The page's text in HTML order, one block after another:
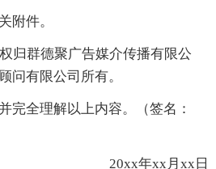
附件。
归群德聚广告媒介传播有限公
问有限公司所有。
完全理解以上内容。（签名：
20xx年xx月xx日